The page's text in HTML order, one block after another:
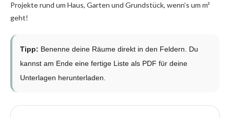
Projekte rund um Haus, Garten und Grundstück, wenn’s um m²
geht!
Tipp: Benenne deine Räume direkt in den Feldern. Du
kannst am Ende eine fertige Liste als PDF für deine
Unterlagen herunterladen.